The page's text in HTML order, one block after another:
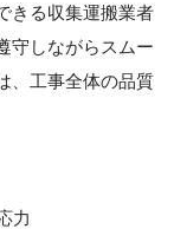
きる収集運搬業者
守しながらスムー
、工事全体の品質
力